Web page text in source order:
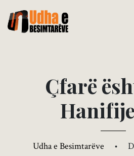
Çfarë ësh
Hanifije
Udha e Besimtarëve •